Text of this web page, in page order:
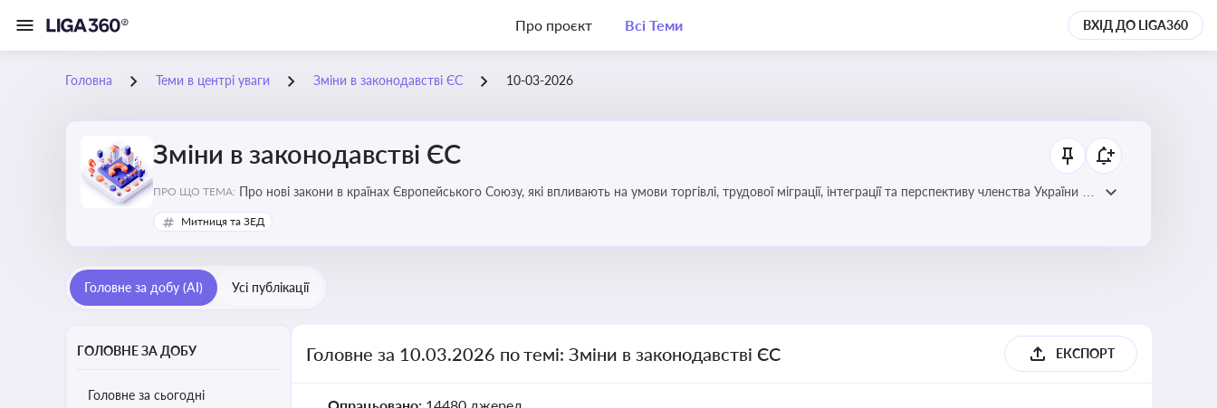
Про проєкт Всі Теми ВХІД ДО LIGA360
Головна Теми в центрі уваги Зміни в законодавстві ЄС 10-03-2026
Зміни в законодавстві ЄС
ПРО ЩО ТЕМА: Про нові закони в країнах Європейського Союзу, які впливають на умови торгівлі, трудової міграції, інтеграції та перспективу членства України в
Євросоюзі
Митниця та ЗЕД
Головне за добу (AI) Усі публікації
ГОЛОВНЕ ЗА ДОБУ
Головне за сьогодні
Головне за 10.03.2026 по темі: Зміни в законодавстві ЄС ЕКСПОРТ